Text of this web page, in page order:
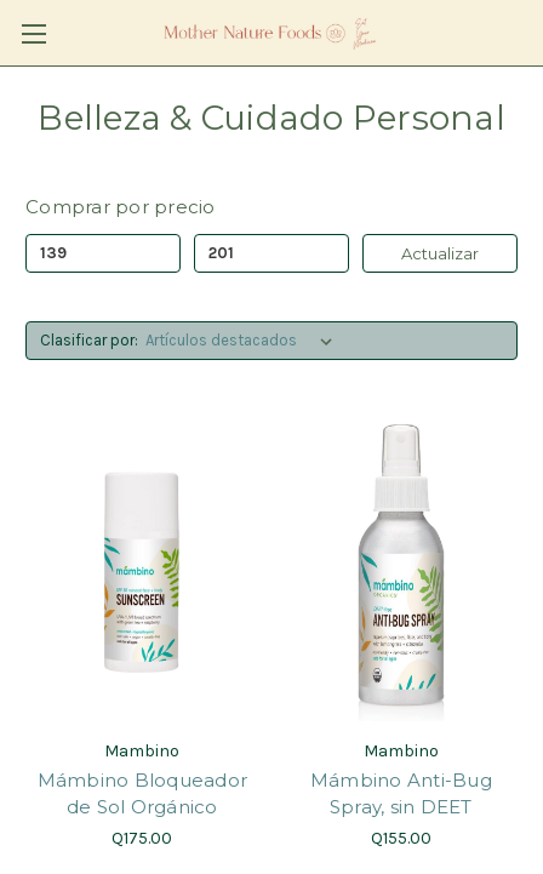
Belleza & Cuidado Personal
Comprar por precio
Actualizar
Clasificar por:
Mambino
Mámbino Bloqueador
de Sol Orgánico
Q175.00
Mambino
Mámbino Anti-Bug
Spray, sin DEET
Q155.00